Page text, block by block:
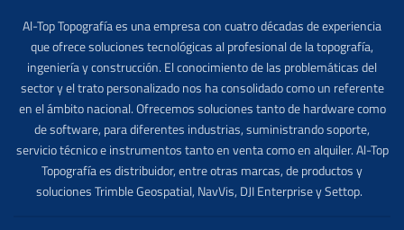
Al-Top Topografía es una empresa con cuatro décadas de experiencia
que ofrece soluciones tecnológicas al profesional de la topografía,
ingeniería y construcción. El conocimiento de las problemáticas del
sector y el trato personalizado nos ha consolidado como un referente
en el ámbito nacional. Ofrecemos soluciones tanto de hardware como
de software, para diferentes industrias, suministrando soporte,
servicio técnico e instrumentos tanto en venta como en alquiler. Al-Top
Topografía es distribuidor, entre otras marcas, de productos y
soluciones Trimble Geospatial, NavVis, DJI Enterprise y Settop.